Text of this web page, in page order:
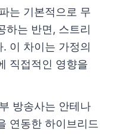
는 기본적으로 무
하는 반면, 스트리
이 차이는 가정의
직접적인 영향을
방송사는 안테나
연동한 하이브리드